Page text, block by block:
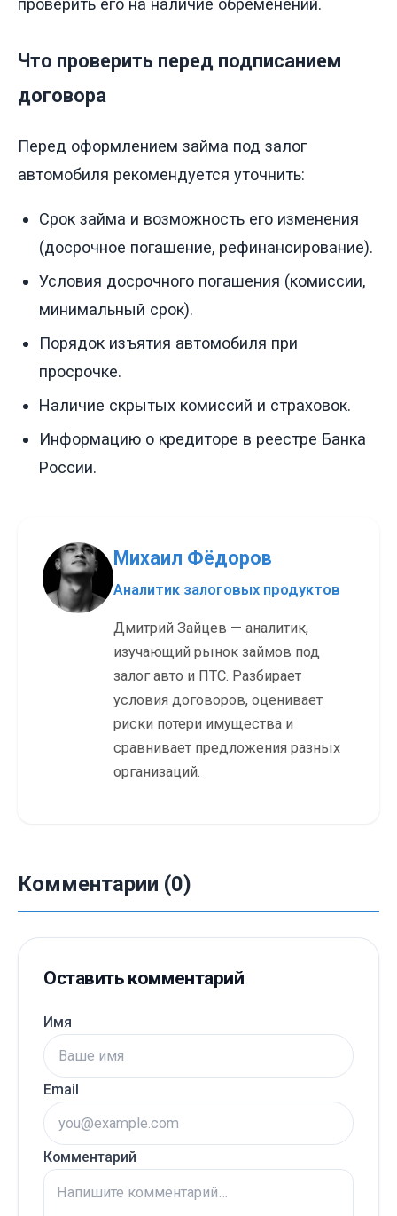
проверить его на наличие обременений.
Что проверить перед подписанием
договора
Перед оформлением займа под залог
автомобиля рекомендуется уточнить:
Срок займа и возможность его изменения
(досрочное погашение, рефинансирование).
Условия досрочного погашения (комиссии,
минимальный срок).
Порядок изъятия автомобиля при
просрочке.
Наличие скрытых комиссий и страховок.
Информацию о кредиторе в реестре Банка
России.
Михаил Фёдоров
Аналитик залоговых продуктов
Дмитрий Зайцев — аналитик,
изучающий рынок займов под
залог авто и ПТС. Разбирает
условия договоров, оценивает
риски потери имущества и
сравнивает предложения разных
организаций.
Комментарии (0)
Оставить комментарий
Имя
Email
Комментарий